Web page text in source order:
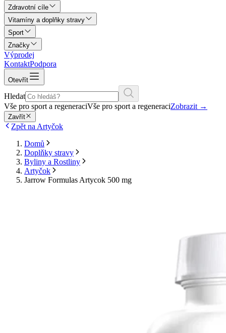
Zdravotní cíle
Vitamíny a doplňky stravy
Sport
Značky
Výprodej
KontaktPodpora
Otevřít
Hledat
Vše pro sport a regeneraciVše pro sport a regeneraciZobrazit →
Zavřít
Zpět na Artyčok
Domů
Doplňky stravy
Byliny a Rostliny
Artyčok
Jarrow Formulas Artycok 500 mg